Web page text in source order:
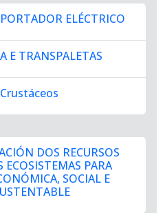
ELÉCTRICO
E TRANSPALETAS
DOS RECURSOS
ECOSISTEMAS PARA
SOCIAL E